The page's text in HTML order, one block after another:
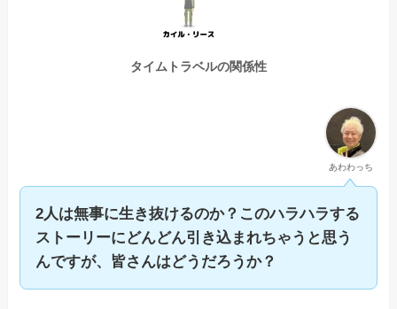
タイムトラベルの関係性
あわわっち
2人は無事に生き抜けるのか？このハラハラする
ストーリーにどんどん引き込まれちゃうと思う
んですが、皆さんはどうだろうか？